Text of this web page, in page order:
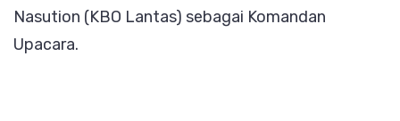
Nasution (KBO Lantas) sebagai Komandan
Upacara.